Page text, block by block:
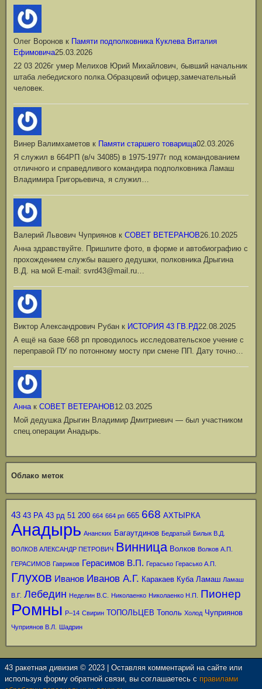
Олег Воронов к Памяти подполковника Куклева Виталия
Ефимовича25.03.2026
22 03 2026г умер Мелихов Юрий Михайлович, бывший начальник
штаба лебедиского полка.Образцовий офицер,замечательный
человек.
Винер Валимхаметов к Памяти старшего товарища02.03.2026
Я служил в 664РП (в/ч 34085) в 1975-1977г под командованием
отличного и справедливого командира подполковника Ламаш
Владимира Григорьевича, я служил…
Валерий Львович Чуприянов к СОВЕТ ВЕТЕРАНОВ26.10.2025
Анна здравствуйте. Пришлите фото, в форме и автобиографию с
прохождением службы вашего дедушки, полковника Дрыгина
В.Д. на мой Е-mail: svrd43@mail.ru…
Виктор Александрович Рубан к ИСТОРИЯ 43 ГВ.РД22.08.2025
А ещё на базе 668 рп проводилось исследовательское учение с
переправой ПУ по потонному мосту при смене ПП. Дату точно…
Аннак СОВЕТ ВЕТЕРАНОВ12.03.2025
Мой дедушка Дрыгин Владимир Дмитриевич — был участником
спец.операции Анадырь.
Облако меток
43 43 РА 43 рд 51 200 664 664 рп 665 668 АХТЫРКА
Анадырь Ананских Багаутдинов Бедратый Билык В.Д.
ВОЛКОВ АЛЕКСАНДР ПЕТРОВИЧ Винница Волков Волков А.П.
ГЕРАСИМОВ Гавриков Герасимов В.П. Герасько Герасько А.П.
Глухов Иванов Иванов А.Г. Каракаев Куба Ламаш Ламаш
В.Г. Лебедин Неделин В.С. Николаенко Николаенко Н.П. Пионер
Ромны Р–14 Свирин ТОПОЛЬЦЕВ Тополь Холод Чуприянов
Чуприянов В.Л. Шадрин
43 ракетная дивизия © 2023 | Оставляя комментарий на сайте или
используя форму обратной связи, вы соглашаетесь с правилами